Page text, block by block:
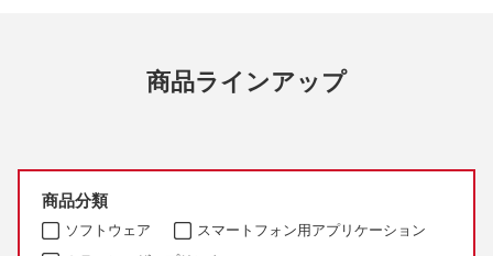
商品ラインアップ
商品分類
ソフトウェア
スマートフォン用アプリケーション